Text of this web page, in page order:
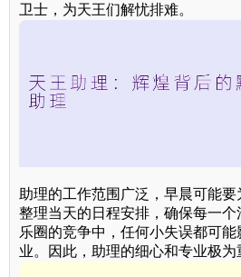
卫士，为天王们解忧排难。
助理的工作范围广泛，早晨可能
整理当天的日程安排，确保每一
乐圈的竞争中，任何小失误都可
业。因此，助理的细心和专业极为